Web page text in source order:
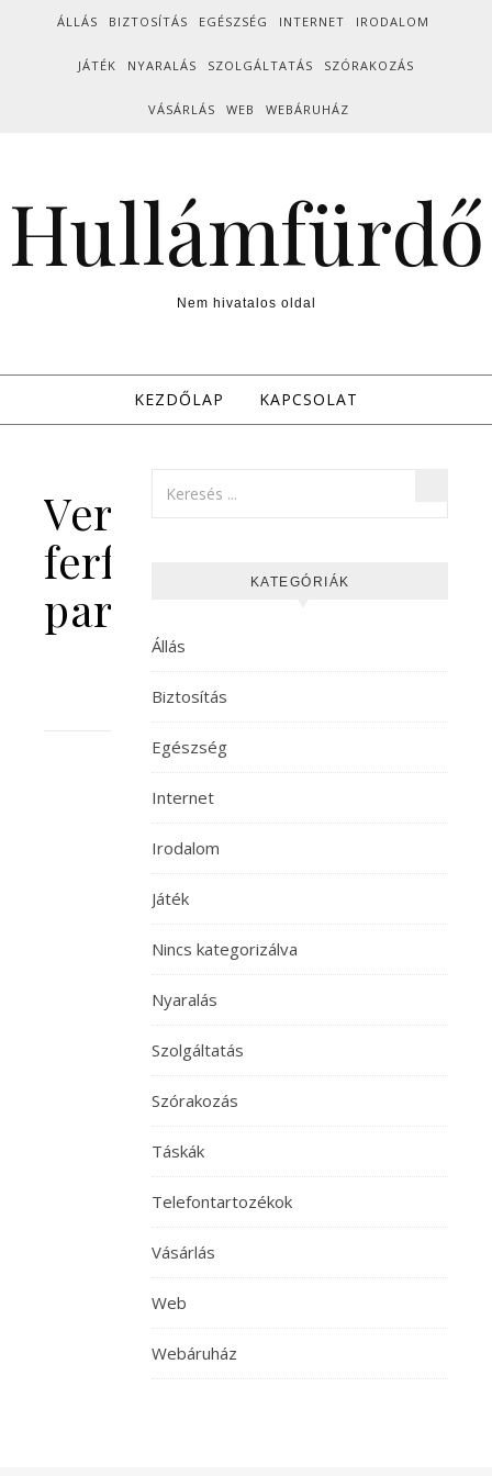
Skip to content
ÁLLÁS BIZTOSÍTÁS EGÉSZSÉG INTERNET IRODALOM
JÁTÉK NYARALÁS SZOLGÁLTATÁS SZÓRAKOZÁS
VÁSÁRLÁS WEB WEBÁRUHÁZ
Hullámfürdő
Nem hivatalos oldal
KEZDŐLAP KAPCSOLAT
Versace
ferfi
parfum
KATEGÓRIÁK
Állás
Biztosítás
Egészség
Internet
Irodalom
Játék
Nincs kategorizálva
Nyaralás
Szolgáltatás
Szórakozás
Táskák
Telefontartozékok
Vásárlás
Web
Webáruház